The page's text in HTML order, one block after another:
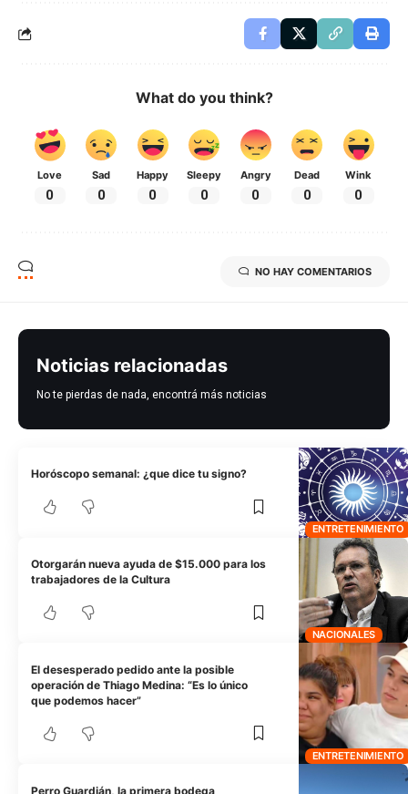
What do you think?
Love
0
Sad
0
Happy
0
Sleepy
0
Angry
0
Dead
0
Wink
0
NO HAY COMENTARIOS
Noticias relacionadas
No te pierdas de nada, encontrá más noticias
ENTRETENIMIENTO
Horóscopo semanal: ¿que dice tu signo?
NACIONALES
Otorgarán nueva ayuda de $15.000 para los
trabajadores de la Cultura
ENTRETENIMIENTO
El desesperado pedido ante la posible
operación de Thiago Medina: “Es lo único
que podemos hacer”
Perro Guardián, la primera bodega